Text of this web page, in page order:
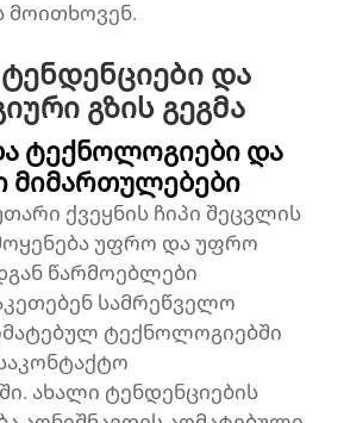
მოითხოვენ.
და
გზის გეგმა
ტექნოლოგიები და
მიმართულებები
ქვეყნის ჩიპი შეცვლის
უფრო და უფრო
წარმოებლები
სამრეწველო
ტექნოლოგიებში
ახალი ტენდენციების